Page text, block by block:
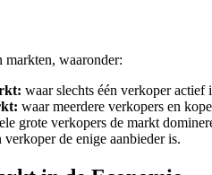
markten, waaronder:
waar slechts één verkoper actief
waar meerdere verkopers en
grote verkopers de markt
verkoper de enige aanbieder is.